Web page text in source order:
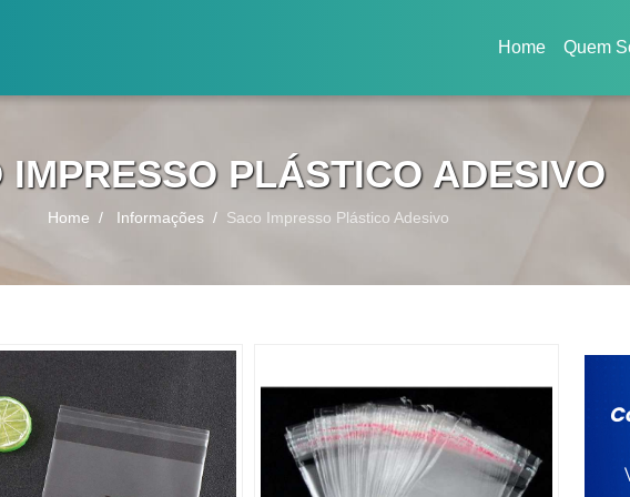
Home
(current)
Quem
IMPRESSO PLÁSTICO ADESIVO
Home Informações Saco Impresso Plástico Adesivo